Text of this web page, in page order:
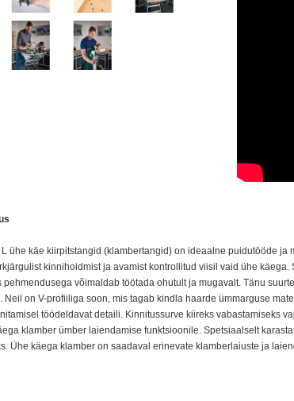
ühe käe kiirpitstangid (klambertangid) on ideaalne puidutööde
kinnihoidmist ja avamist kontrollitud viisil vaid ühe
pehmendusega võimaldab töötada ohutult ja mugavalt. Tänu
Neil on V-profiiliga soon, mis tagab kindla haarde ümmarguse
töödeldavat detaili. Kinnitussurve kiireks vabastamiseks
klamber ümber laiendamise funktsioonile. Spetsiaalselt
Ühe käega klamber on saadaval erinevate klamberlaiuste ja